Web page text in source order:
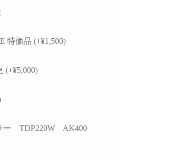
特価品 (+¥1,500)
(+¥5,000)
ー TDP220W AK400